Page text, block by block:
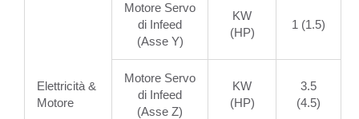
Elettricità &
Motore
Motore Servo
di Infeed
(Asse Y)
KW
(HP)
1 (1.5)
Motore Servo
di Infeed
(Asse Z)
KW
(HP)
3.5
(4.5)